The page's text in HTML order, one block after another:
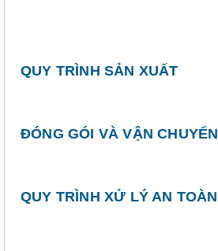
QUY TRÌNH SẢN XUẤT
ĐÓNG GÓI VÀ VẬN CHUYỂN
QUY TRÌNH XỬ LÝ AN TOÀN